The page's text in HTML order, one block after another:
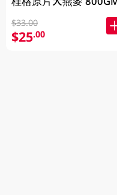
$33.00
$25.00